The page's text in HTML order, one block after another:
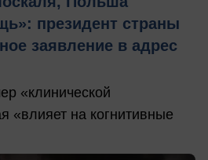
президент страны
заявление в адрес
«клинической
«влияет на когнитивные